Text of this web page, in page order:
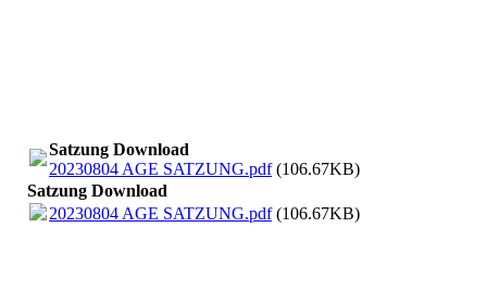
Satzung Download
20230804 AGE SATZUNG.pdf(106.67KB)
Satzung Download
20230804 AGE SATZUNG.pdf(106.67KB)